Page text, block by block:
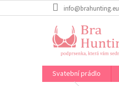
na
info@brahunting.eu
Svatební prádlo